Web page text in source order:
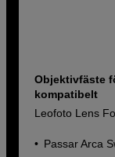
Objektivfäste
kompatibelt
Leofoto Lens
Passar Arca